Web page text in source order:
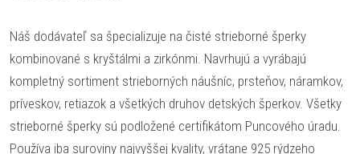
Náš dodávateľ sa špecializuje na čisté strieborné šperky
kombinované s kryštálmi a zirkónmi. Navrhujú a vyrábajú
kompletný sortiment strieborných náušníc, prsteňov, náramkov,
príveskov, retiazok a všetkých druhov detských šperkov. Všetky
strieborné šperky sú podložené certifikátom Puncového úradu.
Používa iba suroviny najvyššej kvality, vrátane 925 rýdzeho